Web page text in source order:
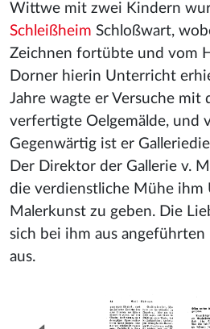
Wittwe mit zwei Kindern
Schleißheim Schloßwart,
Zeichnen fortübte und vom
Dorner hierin Unterricht
Jahre wagte er Versuche mit
verfertigte Oelgemälde, und
Gegenwärtig ist er
Der Direktor der Gallerie v.
die verdienstliche Mühe
Malerkunst zu geben. Die
sich bei ihm aus angeführten
aus.